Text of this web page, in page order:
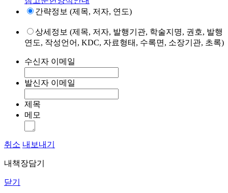
간략정보 (제목, 저자, 연도)
상세정보 (제목, 저자, 발행기관, 학술지명, 권호, 발행
연도, 작성언어, KDC, 자료형태, 수록면, 소장기관, 초록)
수신자 이메일
발신자 이메일
제목
메모
취소 내보내기
내책장담기
닫기